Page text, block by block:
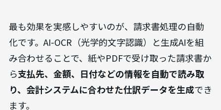
最も効果を実感しやすいのが、請求書処理の自動
化です。AI-OCR（光学的文字認識）と生成AIを組
み合わせることで、紙やPDFで受け取った請求書か
ら支払先、金額、日付などの情報を自動で読み取
り、会計システムに合わせた仕訳データを生成でき
ます。